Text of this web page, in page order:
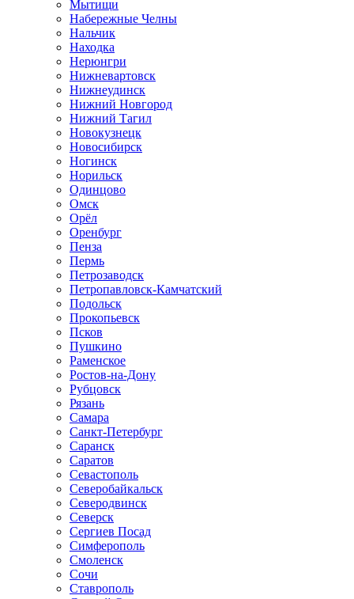
Мытищи
Набережные Челны
Нальчик
Находка
Нерюнгри
Нижневартовск
Нижнеудинск
Нижний Новгород
Нижний Тагил
Новокузнецк
Новосибирск
Ногинск
Норильск
Одинцово
Омск
Орёл
Оренбург
Пенза
Пермь
Петрозаводск
Петропавловск-Камчатский
Подольск
Прокопьевск
Псков
Пушкино
Раменское
Ростов-на-Дону
Рубцовск
Рязань
Самара
Санкт-Петербург
Саранск
Саратов
Севастополь
Северобайкальск
Северодвинск
Северск
Сергиев Посад
Симферополь
Смоленск
Сочи
Ставрополь